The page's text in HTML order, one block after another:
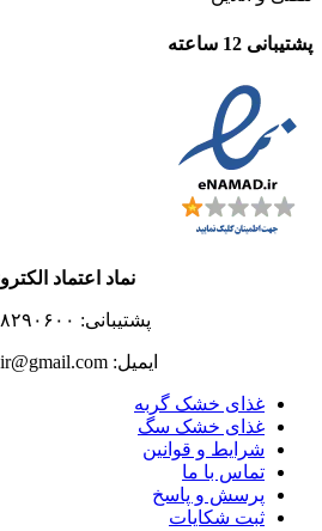
پشتیبانی 12 ساعته
نماد اعتماد
پشتیبانی: ۰۹۱۰۸۲۹۰۶۰۰
ایمیل: petzip.ir@gmail.com
غذای خشک گربه
غذای خشک سگ
شرایط و قوانین
تماس با ما
پرسش و پاسخ
ثبت شکایات